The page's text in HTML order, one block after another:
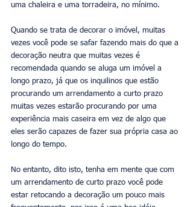
uma chaleira e uma torradeira, no mínimo.
Quando se trata de decorar o imóvel, muitas
vezes você pode se safar fazendo mais do que a
decoração neutra que muitas vezes é
recomendada quando se aluga um imóvel a
longo prazo, já que os inquilinos que estão
procurando um arrendamento a curto prazo
muitas vezes estarão procurando por uma
experiência mais caseira em vez de algo que
eles serão capazes de fazer sua própria casa ao
longo do tempo.
No entanto, dito isto, tenha em mente que com
um arrendamento de curto prazo você pode
estar retocando a decoração um pouco mais